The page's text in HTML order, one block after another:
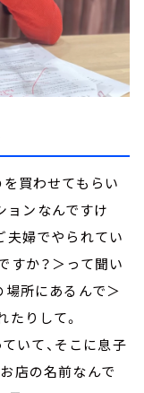
買わせてもらい
ョンなんですけ
夫婦でやられてい
すか？＞って聞い
場所にあるんで＞
たりして。
いて、そこに息子
店の名前なんで